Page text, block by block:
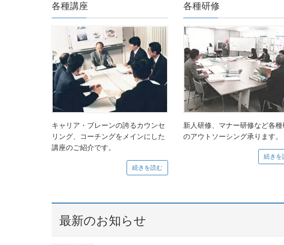
各種講座
キャリア・ブレーンの誇るカウンセ
リング、コーチングをメインにした
講座のご紹介です。
続きを読む
各種研修
新人研修、マナー研修など各
のアウトソーシング承ります。
続きを
最新のお知らせ